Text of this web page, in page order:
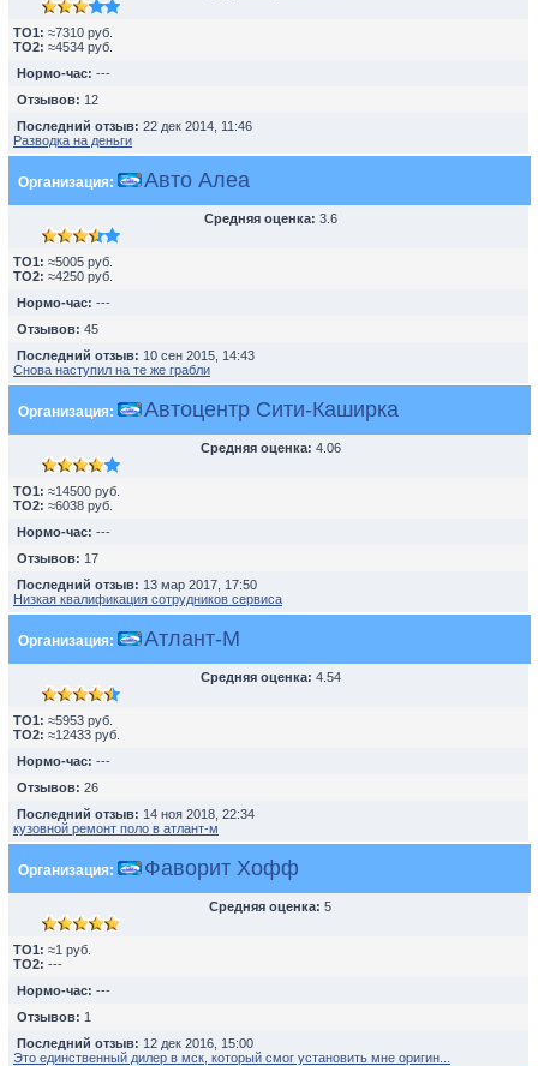
TO1: ≈7310 руб.
TO2: ≈4534 руб.
Нормо-час: ---
Отзывов: 12
Последний отзыв: 22 дек 2014, 11:46
Разводка на деньги
Организация: Авто Алеа
Средняя оценка: 3.6
TO1: ≈5005 руб.
TO2: ≈4250 руб.
Нормо-час: ---
Отзывов: 45
Последний отзыв: 10 сен 2015, 14:43
Снова наступил на те же грабли
Организация: Автоцентр Сити-Каширка
Средняя оценка: 4.06
TO1: ≈14500 руб.
TO2: ≈6038 руб.
Нормо-час: ---
Отзывов: 17
Последний отзыв: 13 мар 2017, 17:50
Низкая квалификация сотрудников сервиса
Организация: Атлант-М
Средняя оценка: 4.54
TO1: ≈5953 руб.
TO2: ≈12433 руб.
Нормо-час: ---
Отзывов: 26
Последний отзыв: 14 ноя 2018, 22:34
кузовной ремонт поло в атлант-м
Организация: Фаворит Хофф
Средняя оценка: 5
TO1: ≈1 руб.
TO2: ---
Нормо-час: ---
Отзывов: 1
Последний отзыв: 12 дек 2016, 15:00
Это единственный дилер в мск, который смог установить мне оригин...